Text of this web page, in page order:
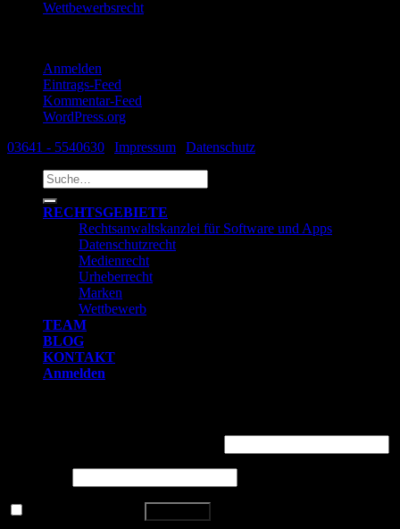
Wettbewerbsrecht
Anmelden
Eintrags-Feed
Kommentar-Feed
WordPress.org
03641 - 5540630
Impressum
Datenschutz
Suche
nach:
RECHTSGEBIETE
Rechtsanwaltskanzlei für Software und Apps
Datenschutzrecht
Medienrecht
Urheberrecht
Marken
Wettbewerb
TEAM
BLOG
KONTAKT
Anmelden